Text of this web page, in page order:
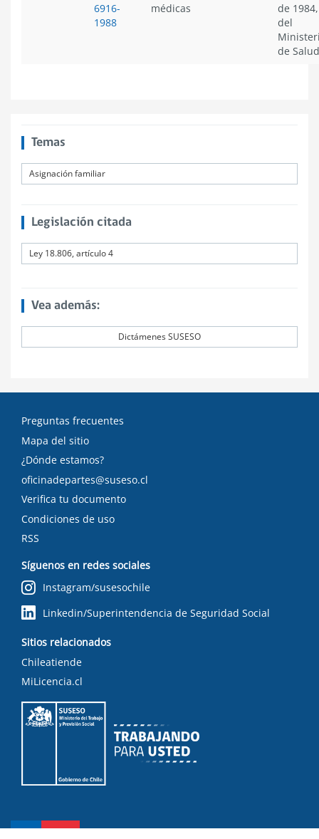
6916-
1988
médicas
de 1984,
del
de Salud
Temas
Asignación familiar
Legislación citada
Ley 18.806, artículo 4
Vea además:
Dictámenes SUSESO
Preguntas frecuentes
Mapa del sitio
¿Dónde estamos?
oficinadepartes@suseso.cl
Verifica tu documento
Condiciones de uso
RSS
Síguenos en redes sociales
Instagram/susesochile
Linkedin/Superintendencia de Seguridad Social
Sitios relacionados
Chileatiende
MiLicencia.cl